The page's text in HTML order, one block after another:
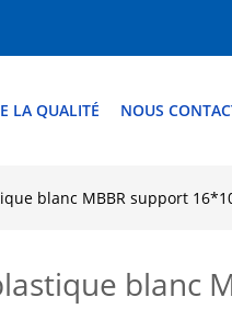
LA QUALITÉ NOUS
blanc MBBR support
blanc